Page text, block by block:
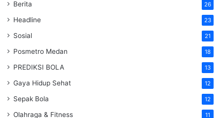
Berita 26
Headline 23
Sosial 21
Posmetro Medan 18
PREDIKSI BOLA 13
Gaya Hidup Sehat 12
Sepak Bola 12
Olahraga & Fitness 11